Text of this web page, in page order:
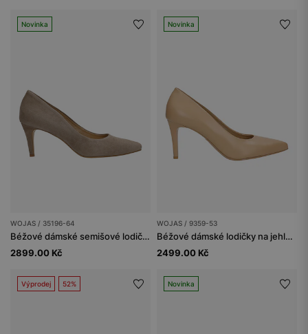
Novinka
WOJAS / 35196-64
Béžové dámské semišové lodičky na jehlovém podpatku
2899.00 Kč
Novinka
WOJAS / 9359-53
Béžové dámské lodičky na jehlovém podpatku
2499.00 Kč
Výprodej 52% Novinka